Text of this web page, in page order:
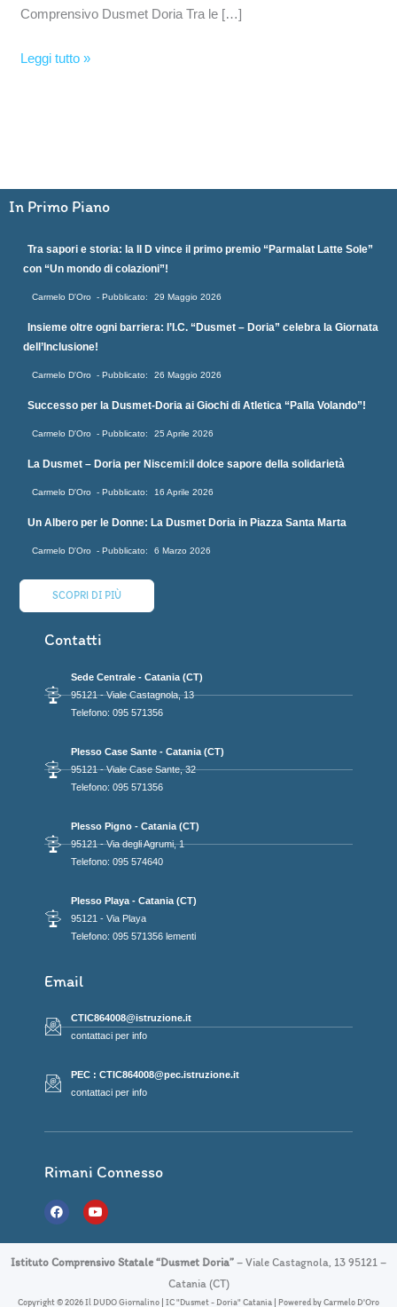
Comprensivo Dusmet Doria Tra le […]
Leggi tutto »
In Primo Piano
Tra sapori e storia: la II D vince il primo premio “Parmalat Latte Sole”
con “Un mondo di colazioni”!
Carmelo D'Oro 29 Maggio 2026
Insieme oltre ogni barriera: l’I.C. “Dusmet – Doria” celebra la Giornata
dell’Inclusione!
Carmelo D'Oro 26 Maggio 2026
Successo per la Dusmet-Doria ai Giochi di Atletica “Palla Volando”!
Carmelo D'Oro 25 Aprile 2026
La Dusmet – Doria per Niscemi:il dolce sapore della solidarietà
Carmelo D'Oro 16 Aprile 2026
Un Albero per le Donne: La Dusmet Doria in Piazza Santa Marta
Carmelo D'Oro 6 Marzo 2026
SCOPRI DI PIÙ
Contatti
Sede Centrale - Catania (CT)
95121 - Viale Castagnola, 13
Telefono: 095 571356
Plesso Case Sante - Catania (CT)
95121 - Viale Case Sante, 32
Telefono: 095 571356
Plesso Pigno - Catania (CT)
95121 - Via degli Agrumi, 1
Telefono: 095 574640
Plesso Playa - Catania (CT)
95121 - Via Playa
Telefono: 095 571356 lementi
Email
CTIC864008@istruzione.it
contattaci per info
PEC : CTIC864008@pec.istruzione.it
contattaci per info
Rimani Connesso
F
a
e
b
o
Y
o
t
b
Istituto Comprensivo Statale “Dusmet Doria” – Viale Castagnola, 13 95121 –
Catania (CT)
Copyright © 2026 Il DUDO Giornalino | IC "Dusmet - Doria" Catania | Powered by Carmelo D'Oro